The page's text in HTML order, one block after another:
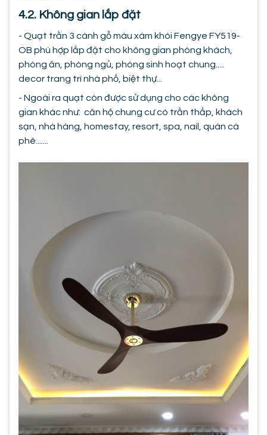
4.2. Không gian lắp đặt
- Quạt trần 3 cánh gỗ màu xám khói Fengye FY519-
OB phù hợp lắp đặt cho không gian phòng khách,
phòng ăn, phòng ngủ, phòng sinh hoạt chung.....
decor trang trí nhà phố, biệt thự...
- Ngoài ra quạt còn được sử dụng cho các không
gian khác như: căn hộ chung cư có trần thấp, khách
sạn, nhà hàng, homestay, resort, spa, nail, quán cà
phê.......